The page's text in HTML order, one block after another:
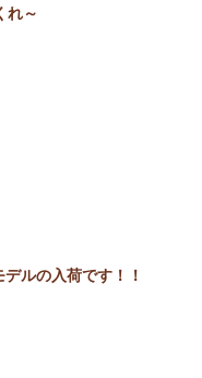
れ～
ルの入荷です！！